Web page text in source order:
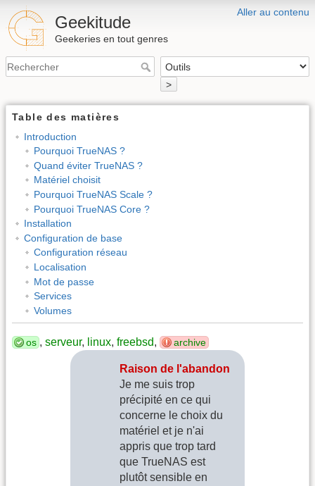
Aller au contenu
Geekitude
Geekeries en tout genres
>
Table des matières
Introduction
Pourquoi TrueNAS ?
Quand éviter TrueNAS ?
Matériel choisit
Pourquoi TrueNAS Scale ?
Pourquoi TrueNAS Core ?
Installation
Configuration de base
Configuration réseau
Localisation
Mot de passe
Services
Volumes
os , serveur, linux, freebsd, archive
Raison de l'abandon
Je me suis trop
précipité en ce qui
concerne le choix du
matériel et je n'ai
appris que trop tard
que TrueNAS est
plutôt sensible en